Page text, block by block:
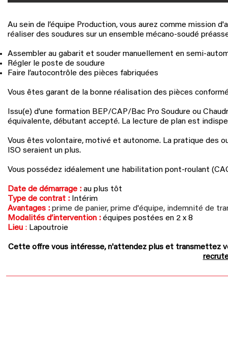
Au sein de l’équipe Production, vous aurez comme mission
réaliser des soudures sur un ensemble mécano-soudé
Assembler au gabarit et souder manuellement en semi-
Régler le poste de soudure
Faire l’autocontrôle des pièces fabriquées
Vous êtes garant de la bonne réalisation des pièces
Issu(e) d'une formation BEP/CAP/Bac Pro Soudure ou
équivalente, débutant accepté. La lecture de plan est
Vous êtes volontaire, motivé et autonome. La pratique des
ISO seraient un plus.
Vous possédez idéalement une habilitation pont-roulant
Date de démarrage : au plus tôt
Type de contrat : Intérim
Avantages : prime de panier, prime d'équipe, indemnité de
Modalités d’intervention : équipes postées en 2 x 8
Lieu : Lapoutroie
Cette offre vous intéresse, n'attendez plus et transmettez